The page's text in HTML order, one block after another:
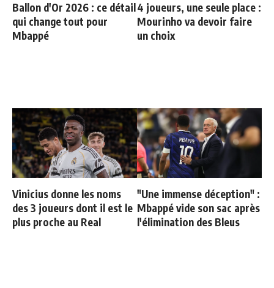
Ballon d'Or 2026 : ce détail
qui change tout pour
Mbappé
4 joueurs, une seule place :
Mourinho va devoir faire
un choix
Vinicius donne les noms
des 3 joueurs dont il est le
plus proche au Real
"Une immense déception" :
Mbappé vide son sac après
l'élimination des Bleus